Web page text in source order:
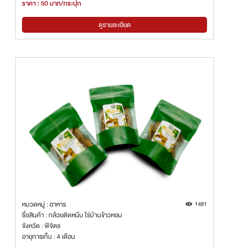
ราคา : 50 บาท/กระปุก
ดูรายละเอียด
หมวดหมู่ : อาหาร 1481
ชื่อสินค้า : กล้วยติดหนึบ ไร่บ้านข้าวหอม
จังหวัด : พิจิตร
อายุการเก็บ : 4 เดือน